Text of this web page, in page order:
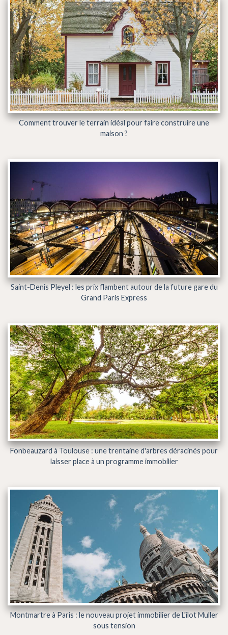
Comment trouver le terrain idéal pour faire construire une
maison ?
Saint-Denis Pleyel : les prix flambent autour de la future gare du
Grand Paris Express
Fonbeauzard à Toulouse : une trentaine d'arbres déracinés pour
laisser place à un programme immobilier
Montmartre à Paris : le nouveau projet immobilier de L'îlot Muller
sous tension